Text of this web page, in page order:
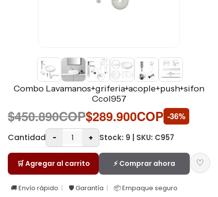
Combo Lavamanos+griferia+acople+push+sifon
Ccol957
$450.890COP$289.900COP -36%
Cantidad
- + Stock: 9 | SKU: C957
🛒 Agregar al carrito ⚡ Comprar ahora ♡
🚚 Envío rápido 🛡️ Garantía 📦 Empaque seguro